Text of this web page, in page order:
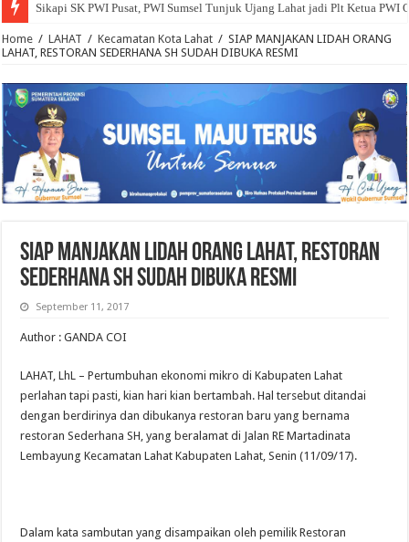
Sikapi SK PWI Pusat, PWI Sumsel Tunjuk Ujang Lahat jadi Plt Ketua PWI
Home / LAHAT / Kecamatan Kota Lahat / SIAP MANJAKAN LIDAH ORANG
LAHAT, RESTORAN SEDERHANA SH SUDAH DIBUKA RESMI
SIAP MANJAKAN LIDAH ORANG LAHAT, RESTORAN
SEDERHANA SH SUDAH DIBUKA RESMI
September 11, 2017
Author : GANDA COI
LAHAT, LhL – Pertumbuhan ekonomi mikro di Kabupaten Lahat
perlahan tapi pasti, kian hari kian bertambah. Hal tersebut ditandai
dengan berdirinya dan dibukanya restoran baru yang bernama
restoran Sederhana SH, yang beralamat di Jalan RE Martadinata
Lembayung Kecamatan Lahat Kabupaten Lahat, Senin (11/09/17).
Dalam kata sambutan yang disampaikan oleh pemilik Restoran